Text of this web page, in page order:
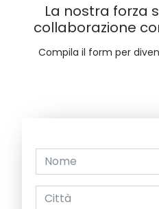
La nostra forza
collaborazione
Compila il form per